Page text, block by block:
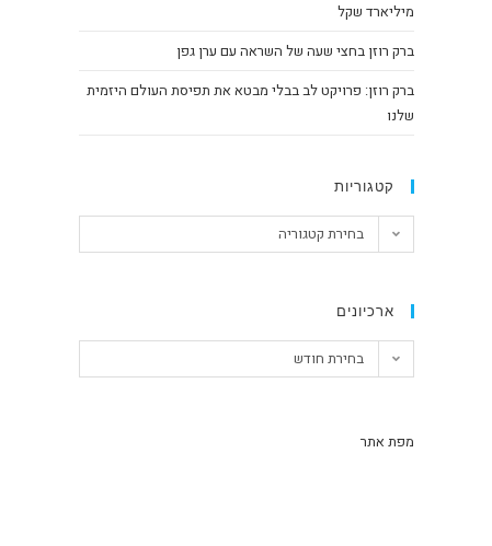
מיליארד שקל
ברק רוזן בחצי שעה של השראה עם ערן גפן
ברק רוזן: פרויקט לב בבלי מבטא את תפיסת העולם היזמית
שלנו
קטגוריות
בחירת קטגוריה
ארכיונים
בחירת חודש
מפת אתר